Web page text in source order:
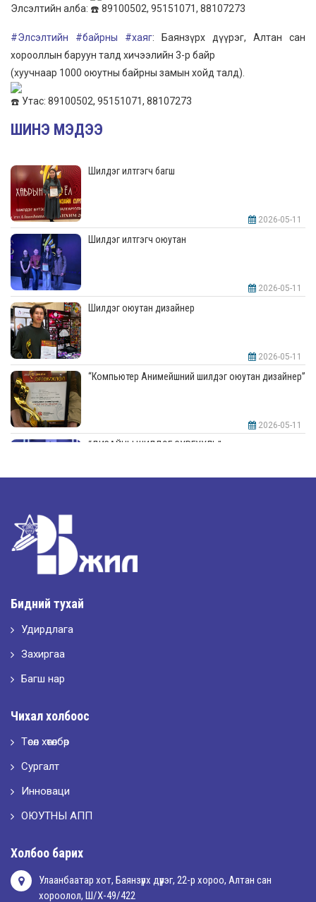
Элсэлтийн алба: 89100502, 95151071, 88107273
#Элсэлтийн #байрны #хаяг: Баянзүрх дүүрэг, Алтан сан
хорооллын баруун талд хичээлийн 3-р байр
(хуучнаар 1000 оюутны байрны замын хойд талд).
Утас: 89100502, 95151071, 88107273
ШИНЭ МЭДЭЭ
Шилдэг илтгэгч багш
2026-05-11
Шилдэг илтгэгч оюутан
2026-05-11
Шилдэг оюутан дизайнер
2026-05-11
“Компьютер Анимейшний шилдэг оюутан дизайнер”
2026-05-11
“ДИЗАЙНЫ ШИЛДЭГ СУРГУУЛЬ”-аар шалгарлаа
“ХҮСЛЭН 2026” хувцас загварын улсын уралдаан,
Бидний тухай
Удирдлага
Захиргаа
Багш нар
Чихал холбоос
Төсөл хөтөлбөр
Сургалт
Инноваци
ОЮУТНЫ АПП
Холбоо барих
Улаанбаатар хот, Баянзүрх дүүрэг, 22-р хороо, Алтан сан
хороолол, Ш/Х-49/422